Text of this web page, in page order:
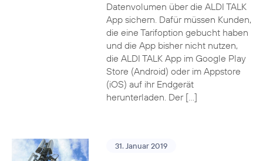
Datenvolumen über die ALDI TALK
App sichern. Dafür müssen Kunden,
die eine Tarifoption gebucht haben
und die App bisher nicht nutzen,
die ALDI TALK App im Google Play
Store (Android) oder im Appstore
(iOS) auf ihr Endgerät
herunterladen. Der […]
31. Januar 2019